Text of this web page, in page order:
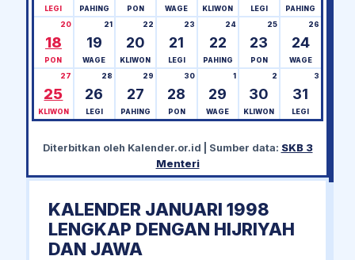
LEGI PAHING PON WAGE KLIWON LEGI PAHING
18
20
PON
19
21
WAGE
20
22
KLIWON
21
23
LEGI
22
24
PAHING
23
25
PON
24
26
WAGE
25
27
KLIWON
26
28
LEGI
27
29
PAHING
28
30
PON
29
1
WAGE
30
2
KLIWON
31
3
LEGI
Diterbitkan oleh Kalender.or.id | Sumber data: SKB 3
Menteri
KALENDER JANUARI 1998
LENGKAP DENGAN HIJRIYAH
DAN JAWA